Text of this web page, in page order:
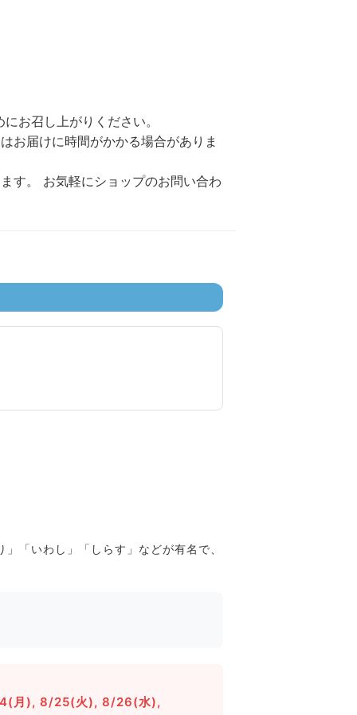
お召し上がりください。
お届けに時間がかかる場合がありま
す。 お気軽にショップのお問い合わ
「いわし」「しらす」などが有名で、
月), 8/25(火), 8/26(水),